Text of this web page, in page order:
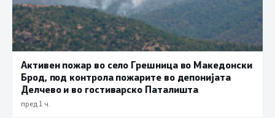
Активен пожар во село Грешница во Македонски
Брод, под контрола пожарите во депонијата
Делчево и во гостиварско Паталишта
пред 1 ч.